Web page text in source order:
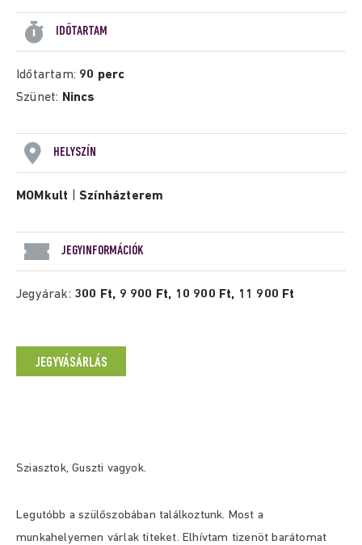
IDŐTARTAM
Időtartam: 90 perc
Szünet: Nincs
HELYSZÍN
MOMkult |Színházterem
JEGYINFORMÁCIÓK
Jegyárak: 300 Ft, 9 900 Ft, 10 900 Ft, 11 900 Ft
JEGYVÁSÁRLÁS
Sziasztok, Guszti vagyok.
Legutóbb a szülőszobában találkoztunk. Most a
munkahelyemen várlak titeket. Elhívtam tizenöt barátomat